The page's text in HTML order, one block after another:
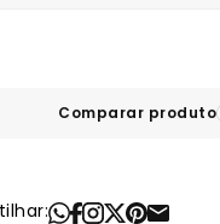
Comparar produto